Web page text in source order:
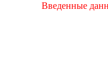
Введенные